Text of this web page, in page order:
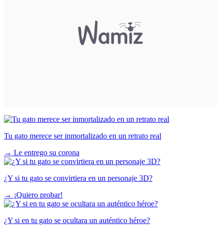
Tu gato merece ser inmortalizado en un retrato real
→ Le entrego su corona
¿Y si tu gato se convirtiera en un personaje 3D?
→ ¡Quiero probar!
¿Y si en tu gato se ocultara un auténtico héroe?